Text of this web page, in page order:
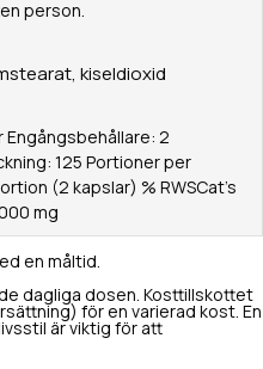
person.
kiseldioxid
Engångsbehållare: 2
125 Portioner per
(2 kapslar) % RWSCat's
mg
en måltid.
dagliga dosen. Kosttillskottet
för en varierad kost. En
är viktig för att